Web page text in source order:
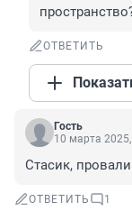
ОТВЕТИТЬ
Гость
10 марта
Стасик,
ОТВЕТИТЬ 1